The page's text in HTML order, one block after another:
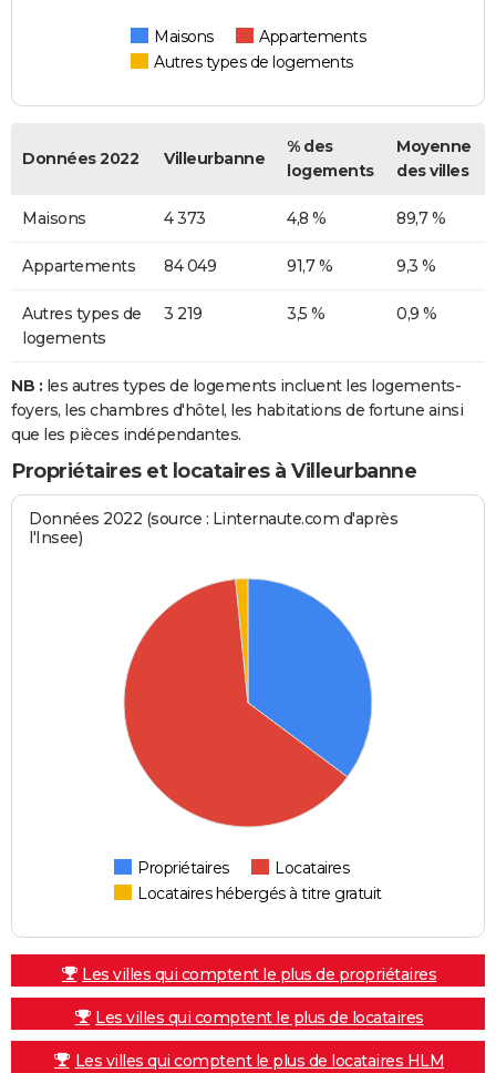
Maisons
Appartements
Autres types de logements
Données 2022 Villeurbanne
% des
logements
Moyenne
des villes
Maisons 4 373 4,8 % 89,7 %
Appartements 84 049 91,7 % 9,3 %
Autres types de
logements
3 219 3,5 % 0,9 %
NB : les autres types de logements incluent les logements-
foyers, les chambres d'hôtel, les habitations de fortune ainsi
que les pièces indépendantes.
Propriétaires et locataires à Villeurbanne
Données 2022 (source : Linternaute.com d'après
l'Insee)
Propriétaires
Locataires
Locataires hébergés à titre gratuit
Les villes qui comptent le plus de propriétaires
Les villes qui comptent le plus de locataires
Les villes qui comptent le plus de locataires HLM